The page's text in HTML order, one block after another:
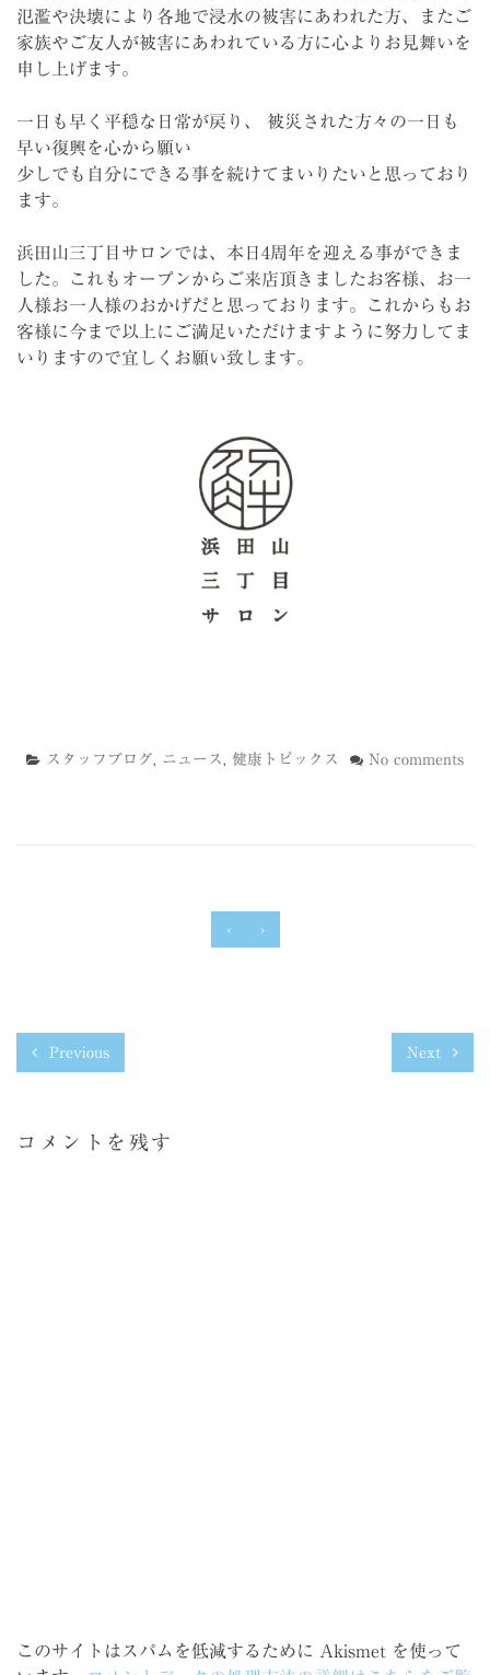
氾濫や決壊により各地で浸水の被害にあわれた方、またご
家族やご友人が被害にあわれている方に心よりお見舞いを
申し上げます。
一日も早く平穏な日常が戻り、 被災された方々の一日も
早い復興を心から願い
少しでも自分にできる事を続けてまいりたいと思っており
ます。
浜田山三丁目サロンでは、本日4周年を迎える事ができま
した。これもオープンからご来店頂きましたお客様、お一
人様お一人様のおかげだと思っております。これからもお
客様に今まで以上にご満足いただけますように努力してま
いりますので宜しくお願い致します。
スタッフブログ, ニュース , 健康トピックス No comments
‹ ›
Previous Next
コメントを残す
このサイトはスパムを低減するために Akismet を使って